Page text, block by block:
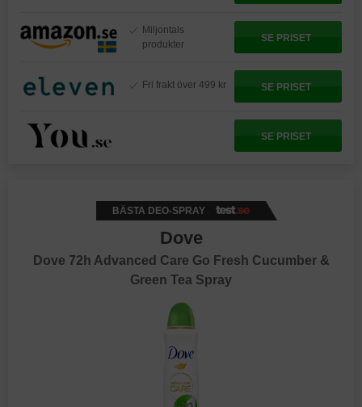
Miljontals
produkter
SE PRISET
Fri frakt över 499 kr SE PRISET
SE PRISET
BÄSTA DEO-SPRAY
Dove
Dove 72h Advanced Care Go Fresh Cucumber &
Green Tea Spray